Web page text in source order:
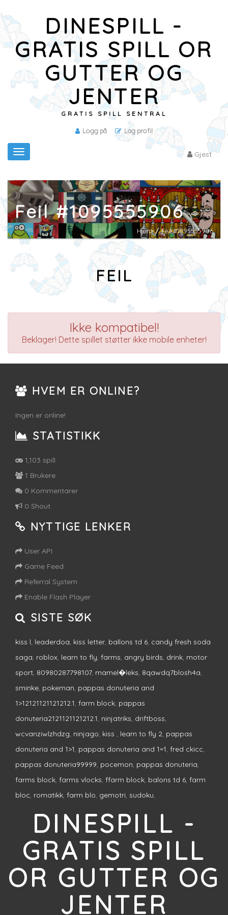
DINESPILL -
GRATIS SPILL OR
GUTTER OG
JENTER
GRATIS SPILL SENTRAL
Logg på Lag profil
Toggle
navigation
Gjest
Feil #1095555906
Hjem / Feil #1095555906
FEIL
Ikke kompatibel!
Beklager! Dette spillet støtter ikke mobile enheter!
HVEM ER ONLINE?
Ingen er online!
STATISTIKK
1,103 spill
1 Brukere
0 Kommentarer
0 Shout
NYTTIGE LENKER
User API
Game Feed
Referral System
Enable Flash Player
SISTE SØK
kiss l, leaderdoa, kiss letter, ballons td 6, candy fresh soda
saga, roblox, learn to fly, farms, angry birds, drink, motor
sport, 80980287798107, mamel�leks, 8qawdq7blosh4a,
sminke, pokeman, pappas donuteria and
1>12121121121212.1, farm block, pappas
donuteria2121121121212.1, ninjatriks, driftboss,
wcvanziwlzhdzg, ninjago, kiss , learn to fly 2, pappas
donuteria and 1>1, pappas donuteria and 1=1, fred ckicc,
pappas donuteria99999, pocemon, pappas donuteria,
farms block, farms vlocks, ffarm block, balons td 6, farm
bloc, romatikk, farm blo, gemotri, sudoku,
DINESPILL -
GRATIS SPILL
OR GUTTER OG
JENTER